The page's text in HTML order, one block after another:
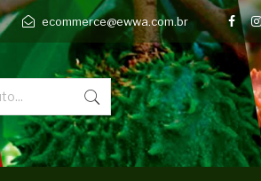
ecommerce@ewwa.com.br